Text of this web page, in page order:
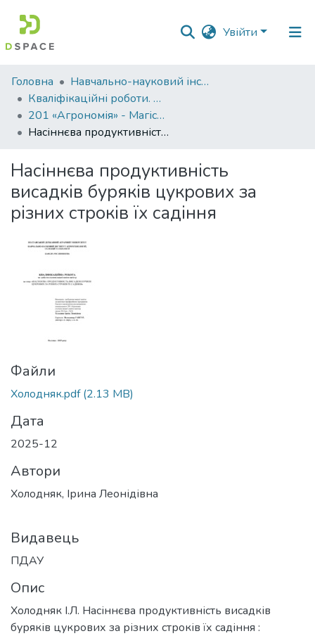
Увійти
Фонди
та
зібрання
Пошук за критеріями
Статистика
Головна
Навчально-науковий інститут агротехнологій, селекції та екології
Кваліфікаційні роботи. ННІ агротехнологій, селекції та екології
201 «Агрономія» - Магістри 2025-2026
Насіннєва продуктивність висадків буряків цукрових за різних строків їх садіння
Насіннєва продуктивність
висадків буряків цукрових за
різних строків їх садіння
Файли
Холодняк.pdf(2.13 MB)
Дата
2025-12
Автори
Холодняк, Ірина Леонідівна
Видавець
ПДАУ
Опис
Холодняк І.Л. Насіннєва продуктивність висадків
буряків цукрових за різних строків їх садіння :